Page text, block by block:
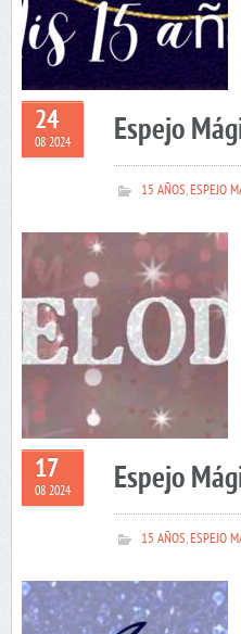
24
08 2024 Espejo
15 AÑOS,ESPEJO
17
08 2024 Espejo
15 AÑOS,ESPEJO